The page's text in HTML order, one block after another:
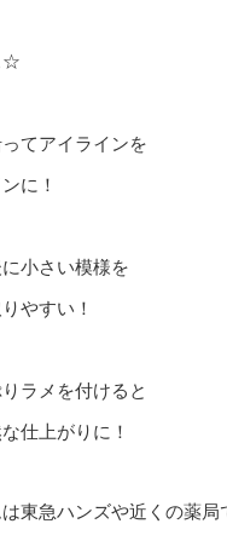
☆
てアイラインを
に！
小さい模様を
やすい！
ラメを付けると
仕上がりに！
東急ハンズや近くの薬局